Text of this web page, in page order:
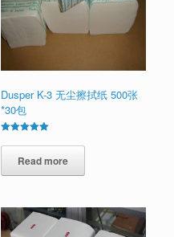
Dusper K-3 无尘擦拭纸 500张
*30包
5.00
out of 5Read more